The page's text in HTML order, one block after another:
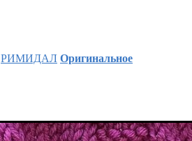
РИМИДАЛОригинальное